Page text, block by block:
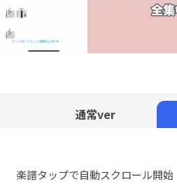
通常ver
楽譜タップで自動スクロール開始